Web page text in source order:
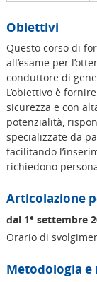
Obiettivi
Questo corso di
all’esame per
conduttore di
L’obiettivo è
sicurezza e con
potenzialità,
specializzate da
facilitando
richiedono
Articolazione
dal 1° settembre
Orario di
Metodologia